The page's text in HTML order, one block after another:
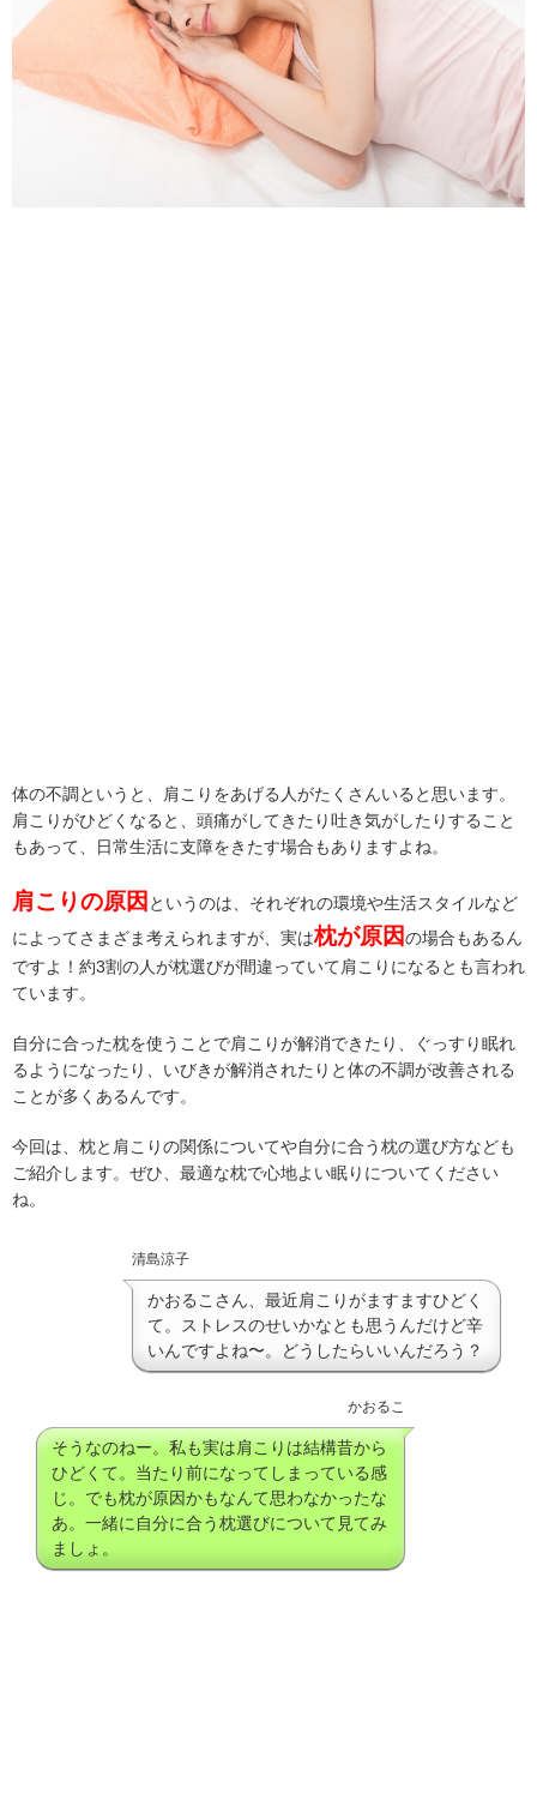
体の不調というと、肩こりをあげる人がたくさんいると思います。
肩こりがひどくなると、頭痛がしてきたり吐き気がしたりすること
もあって、日常生活に支障をきたす場合もありますよね。
肩こりの原因 というのは、それぞれの環境や生活スタイルなど
によってさまざま考えられますが、実は枕が原因の場合もあるん
ですよ！約3割の人が枕選びが間違っていて肩こりになるとも言われ
ています。
自分に合った枕を使うことで肩こりが解消できたり、ぐっすり眠れ
るようになったり、いびきが解消されたりと体の不調が改善される
ことが多くあるんです。
今回は、枕と肩こりの関係についてや自分に合う枕の選び方なども
ご紹介します。ぜひ、最適な枕で心地よい眠りについてください
ね。
清島涼子
かおるこさん、最近肩こりがますますひどく
て。ストレスのせいかなとも思うんだけど辛
いんですよね〜。どうしたらいいんだろう？
かおるこ
そうなのねー。私も実は肩こりは結構昔から
ひどくて。当たり前になってしまっている感
じ。でも枕が原因かもなんて思わなかったな
あ。一緒に自分に合う枕選びについて見てみ
ましょ。